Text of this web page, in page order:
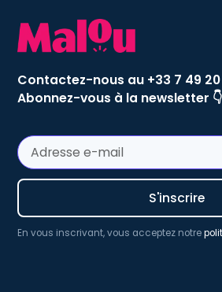
Contactez-nous au +33 7 49
Abonnez-vous à la newsletter 👇
En vous inscrivant, vous acceptez notre